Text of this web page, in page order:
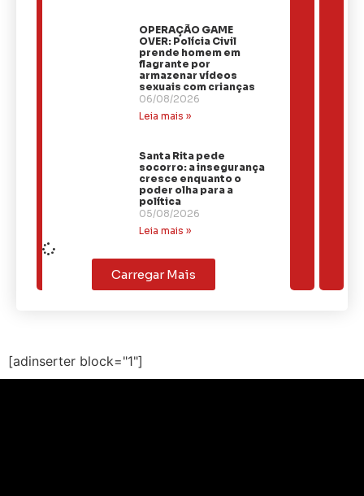
OPERAÇÃO GAME
OVER: Polícia Civil
prende homem em
flagrante por
armazenar vídeos
sexuais com crianças
06/08/2026
Leia mais »
Santa Rita pede
socorro: a insegurança
cresce enquanto o
poder olha para a
política
05/08/2026
Leia mais »
Carregar Mais
[adinserter block="1"]